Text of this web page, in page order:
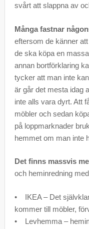
svårt att slappna av
Många fastnar
eftersom de känner
de ska köpa en
annan bortförklaring
tycker att man inte
är går det mesta idag
inte alls vara dyrt. Att
möbler och sedan
på loppmarknader
hemmet om man inte
Det finns massvis
och heminredning
• IKEA – Det
kommer till möbler,
• Levhemma –